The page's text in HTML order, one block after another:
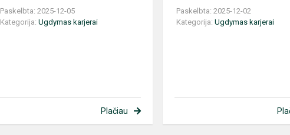
Paskelbta: 2025-12-05
Kategorija:Ugdymas karjerai
Plačiau
Paskelbta: 2025-12-02
Kategorija:Ugdymas karjerai